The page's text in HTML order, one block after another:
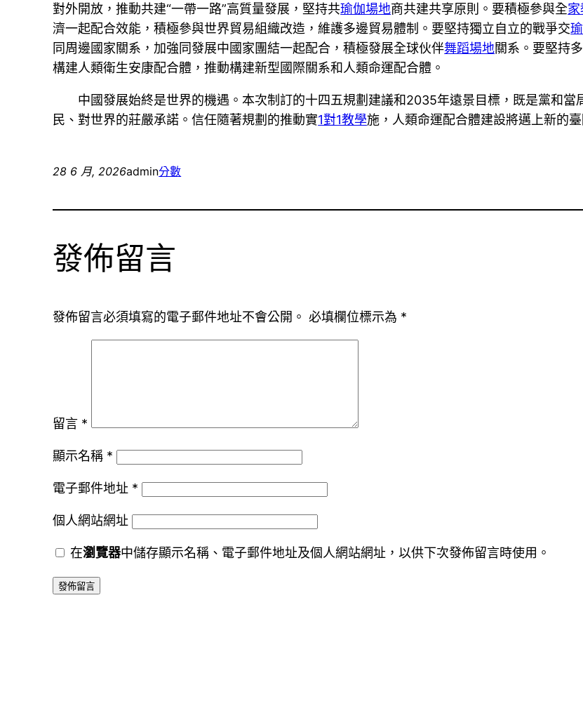
對外開放，推動共建“一帶一路”高質量發展，堅持共瑜伽場地商共建共享原則。要積極參與全
濟一起配合效能，積極參與世界貿易組織改造，維護多邊貿易體制。要堅持獨立自立的戰爭交
同周邊國家關系，加強同發展中國家團結一起配合，積極發展全球伙伴舞蹈場地關系。要堅持
構建人類衛生安康配合體，推動構建新型國際關系和人類命運配合體。
中國發展始終是世界的機遇。本次制訂的十四五規劃建議和2035年遠景目標，既是黨和
民、對世界的莊嚴承諾。信任隨著規劃的推動實1對1教學施，人類命運配合體建設將邁上新的
28 6 月, 2026admin分數
發佈留言
發佈留言必須填寫的電子郵件地址不會公開。 必填欄位標示為 *
留言 *
顯示名稱 *
電子郵件地址 *
個人網站網址
在瀏覽器中儲存顯示名稱、電子郵件地址及個人網站網址，以供下次發佈留言時使用。